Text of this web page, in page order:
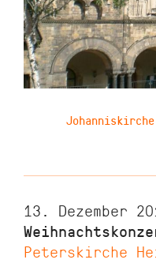
13. Dezember
Peterskirche